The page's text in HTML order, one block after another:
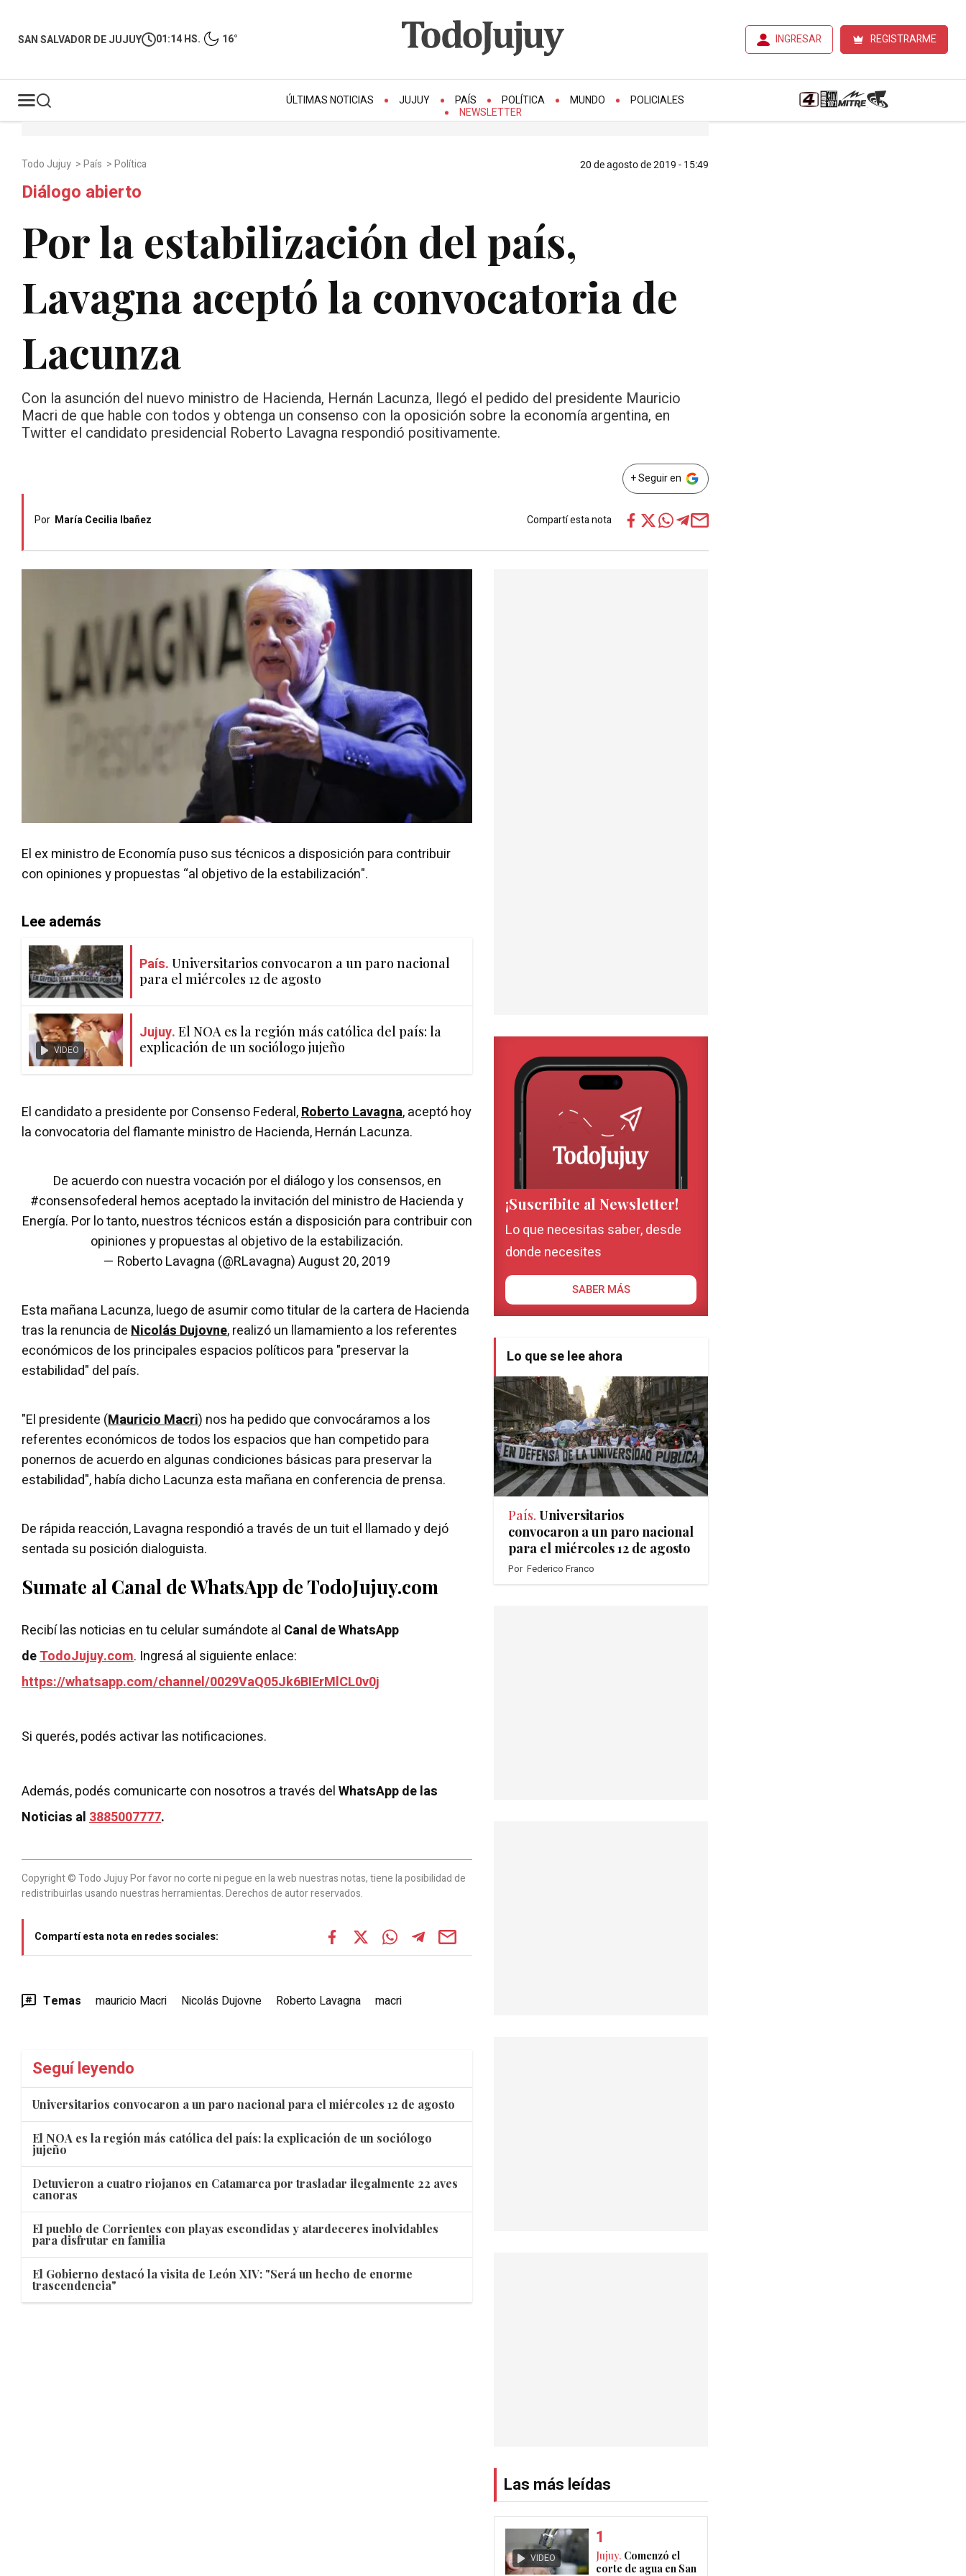
SAN SALVADOR DE JUJUY 01:14 HS. 16° INGRESAR REGISTRARME
ÚLTIMAS NOTICIAS JUJUY PAÍS POLÍTICA MUNDO
POLICIALES
NEWSLETTER
Todo Jujuy >País >Política 20 de agosto de 2019 - 15:49
Diálogo abierto
Por la estabilización del país,
Lavagna aceptó la convocatoria de
Lacunza
Con la asunción del nuevo ministro de Hacienda, Hernán Lacunza, llegó el pedido del presidente Mauricio
Macri de que hable con todos y obtenga un consenso con la oposición sobre la economía argentina, en
Twitter el candidato presidencial Roberto Lavagna respondió positivamente.
+ Seguir en
Por María Cecilia Ibañez Compartí esta nota
El ex ministro de Economía puso sus técnicos a disposición para contribuir
con opiniones y propuestas “al objetivo de la estabilización".
Lee además
País. Universitarios convocaron a un paro nacional
para el miércoles 12 de agosto
VIDEO
Jujuy. El NOA es la región más católica del país: la
explicación de un sociólogo jujeño
El candidato a presidente por Consenso Federal,Roberto Lavagna, aceptó hoy
la convocatoria del flamante ministro de Hacienda, Hernán Lacunza.
De acuerdo con nuestra vocación por el diálogo y los consensos, en
#consensofederal hemos aceptado la invitación del ministro de Hacienda y
Energía. Por lo tanto, nuestros técnicos están a disposición para contribuir con
opiniones y propuestas al objetivo de la estabilización.
— Roberto Lavagna (@RLavagna)August 20, 2019
Esta mañana Lacunza, luego de asumir como titular de la cartera de Hacienda
tras la renuncia deNicolás Dujovne, realizó un llamamiento a los referentes
económicos de los principales espacios políticos para "preservar la
estabilidad" del país.
"El presidente (Mauricio Macri) nos ha pedido que convocáramos a los
referentes económicos de todos los espacios que han competido para
ponernos de acuerdo en algunas condiciones básicas para preservar la
estabilidad", había dicho Lacunza esta mañana en conferencia de prensa.
De rápida reacción, Lavagna respondió a través de un tuit el llamado y dejó
sentada su posición dialoguista.
Sumate al Canal de WhatsApp de TodoJujuy.com
Recibí las noticias en tu celular sumándote al Canal de WhatsApp
deTodoJujuy.com. Ingresá al siguiente enlace:
https://whatsapp.com/channel/0029VaQ05Jk6BIErMlCL0v0j
Si querés, podés activar las notificaciones.
Además, podés comunicarte con nosotros a través delWhatsApp de las
Noticias al3885007777.
Copyright © Todo Jujuy Por favor no corte ni pegue en la web nuestras notas, tiene la posibilidad de
redistribuirlas usando nuestras herramientas. Derechos de autor reservados.
Compartí esta nota en redes sociales:
Temas mauricio Macri Nicolás Dujovne Roberto Lavagna macri
Seguí leyendo
Universitarios convocaron a un paro nacional para el miércoles 12 de agosto
El NOA es la región más católica del país: la explicación de un sociólogo
jujeño
Detuvieron a cuatro riojanos en Catamarca por trasladar ilegalmente 22 aves
canoras
El pueblo de Corrientes con playas escondidas y atardeceres inolvidables
para disfrutar en familia
El Gobierno destacó la visita de León XIV: "Será un hecho de enorme
trascendencia"
¡Suscribite al Newsletter!
Lo que necesitas saber, desde
donde necesites
SABER MÁS
Lo que se lee ahora
País. Universitarios
convocaron a un paro nacional
para el miércoles 12 de agosto
Por Federico Franco
Las más leídas
VIDEO Jujuy. Comenzó el
corte de agua en San